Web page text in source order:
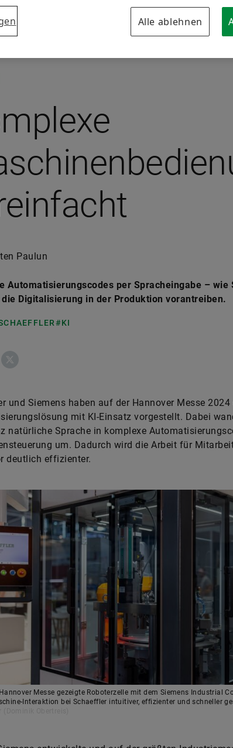
Paulun
Automatisierungscodes per Spracheingabe – wie
Digitalisierung in der Produktion vorantreiben.
#KI
X
und Siemens haben auf der Hannover Messe
mit KI-Einsatz vorgestellt. Dabei
natürliche Sprache in komplexe
um. Dadurch wird die Arbeit für
deutlich effizienter.
Messe gezeigte Roboterzelle mit dem Siemens Industrial
Interaktion bei Schaeffler intuitiver, effizienter und schneller
Alle ablehnen